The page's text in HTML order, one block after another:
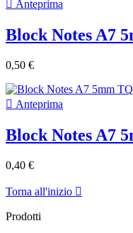
 Anteprima
Block Notes A7
0,50 €
 Anteprima
Block Notes A7
0,40 €
Torna all'inizio 
Prodotti